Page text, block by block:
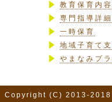
教育保育内
専門指導詳細
一時保育
地域子育て
やまなみプ
Copyright (C) 2013-